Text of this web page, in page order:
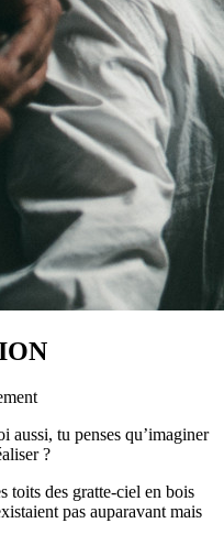
aussi, tu penses qu’imaginer
?
toits des gratte-ciel en bois
pas auparavant mais